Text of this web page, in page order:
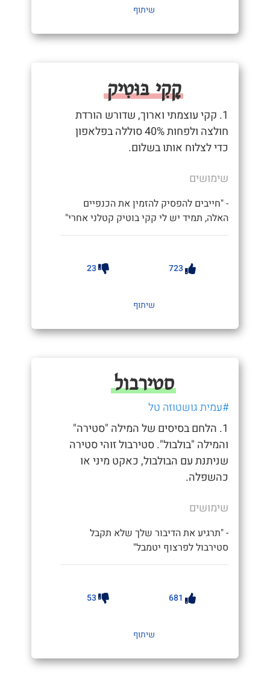
שיתוף
קָקִי בּוּטִיק
1. קקי עוצמתי וארוך, שדורש הורדת
חולצה ולפחות 40% סוללה בפלאפון
כדי לצלוח אותו בשלום.
שימושים
- "חייבים להפסיק להזמין את הכנפיים
האלה, תמיד יש לי קקי בוטיק קטלני אחרי"
723
23
שיתוף
סטירבול
#עמית גושטוזה טל
1. הלחם בסיסים של המילה "סטירה"
והמילה "בולבול". סטירבול זוהי סטירה
שניתנת עם הבולבול, כאקט מיני או
כהשפלה.
שימושים
- "תרגיע את הדיבור שלך שלא תקבל
סטירבול לפרצוף יטמבל"
681
53
שיתוף